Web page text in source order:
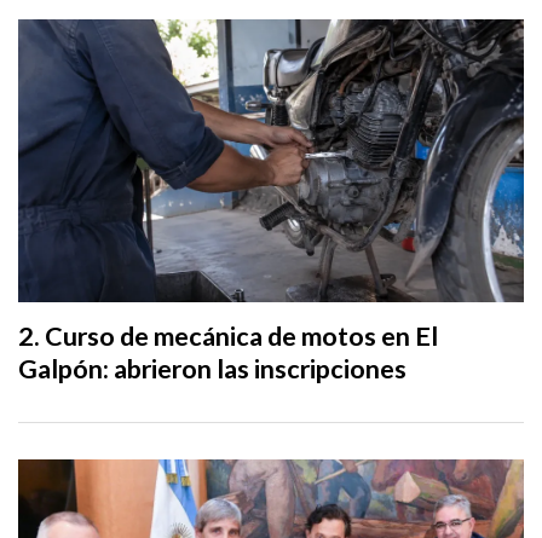
Curso de mecánica de motos en El
Galpón: abrieron las inscripciones